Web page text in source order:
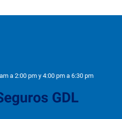
a 2:00 pm y 4:00 pm a 6:30 pm